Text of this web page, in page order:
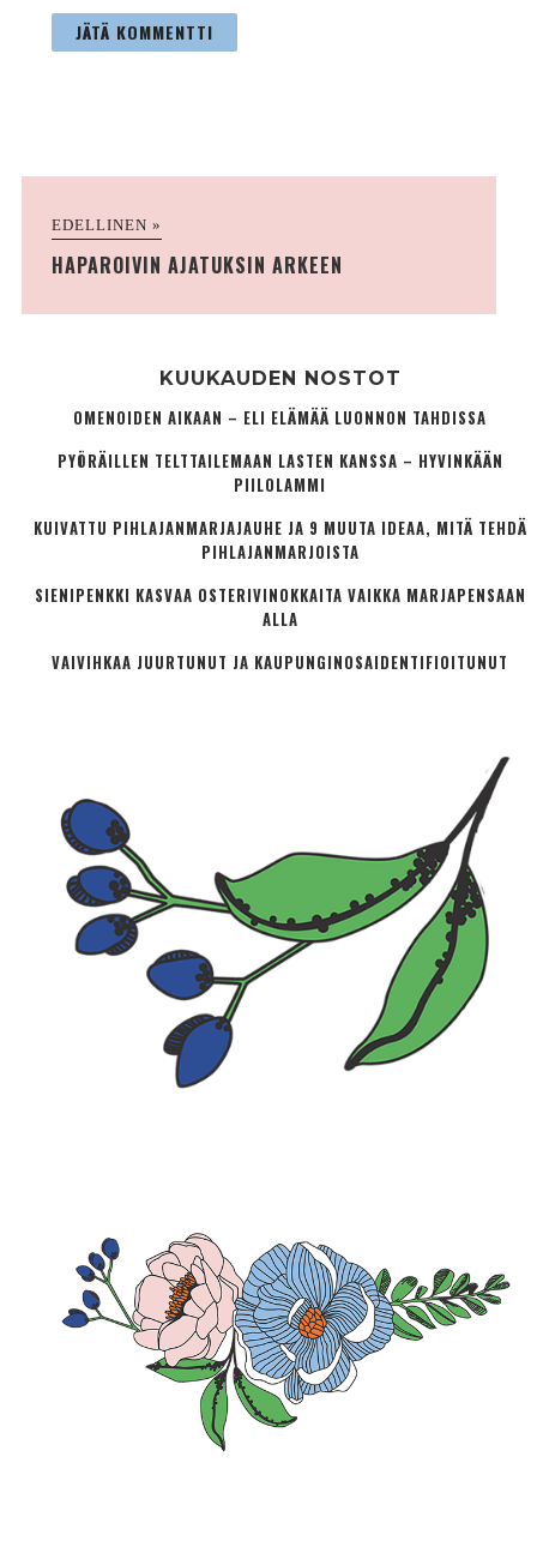
EDELLINEN »
HAPAROIVIN AJATUKSIN ARKEEN
KUUKAUDEN NOSTOT
OMENOIDEN AIKAAN – ELI ELÄMÄÄ LUONNON TAHDISSA
PYÖRÄILLEN TELTTAILEMAAN LASTEN KANSSA – HYVINKÄÄN
PIILOLAMMI
KUIVATTU PIHLAJANMARJAJAUHE JA 9 MUUTA IDEAA, MITÄ TEHDÄ
PIHLAJANMARJOISTA
SIENIPENKKI KASVAA OSTERIVINOKKAITA VAIKKA MARJAPENSAAN
ALLA
VAIVIHKAA JUURTUNUT JA KAUPUNGINOSA­IDENTIFIOITUNUT